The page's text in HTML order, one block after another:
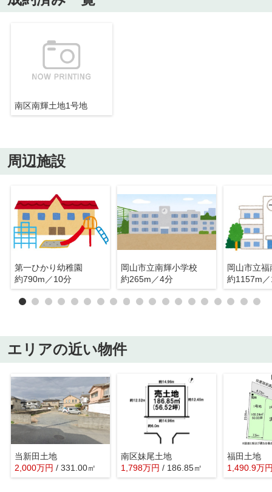
南区南輝土地1号地
周辺施設
第一ひかり幼稚園
約790m／10分
岡山市立南輝小学校
約265m／4分
岡山市立
約1157m
エリアの近い物件
当新田土地
2,000万円 / 331.00㎡
南区妹尾土地
1,798万円 / 186.85㎡
福田土地
1,490.9万